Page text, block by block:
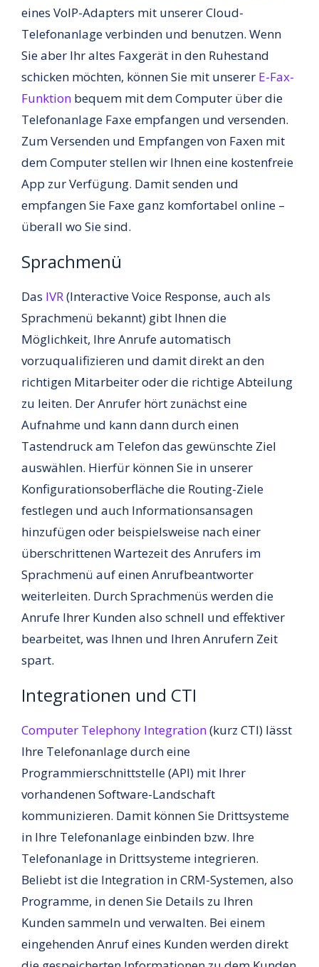
eines VoIP-Adapters mit unserer Cloud-
Telefonanlage verbinden und benutzen. Wenn
Sie aber Ihr altes Faxgerät in den Ruhestand
schicken möchten, können Sie mit unserer E-Fax-
Funktion bequem mit dem Computer über die
Telefonanlage Faxe empfangen und versenden.
Zum Versenden und Empfangen von Faxen mit
dem Computer stellen wir Ihnen eine kostenfreie
App zur Verfügung. Damit senden und
empfangen Sie Faxe ganz komfortabel online –
überall wo Sie sind.
Sprachmenü
Das IVR(Interactive Voice Response, auch als
Sprachmenü bekannt) gibt Ihnen die
Möglichkeit, Ihre Anrufe automatisch
vorzuqualifizieren und damit direkt an den
richtigen Mitarbeiter oder die richtige Abteilung
zu leiten. Der Anrufer hört zunächst eine
Aufnahme und kann dann durch einen
Tastendruck am Telefon das gewünschte Ziel
auswählen. Hierfür können Sie in unserer
Konfigurationsoberfläche die Routing-Ziele
festlegen und auch Informationsansagen
hinzufügen oder beispielsweise nach einer
überschrittenen Wartezeit des Anrufers im
Sprachmenü auf einen Anrufbeantworter
weiterleiten. Durch Sprachmenüs werden die
Anrufe Ihrer Kunden also schnell und effektiver
bearbeitet, was Ihnen und Ihren Anrufern Zeit
spart.
Integrationen und CTI
Computer Telephony Integration(kurz CTI) lässt
Ihre Telefonanlage durch eine
Programmierschnittstelle (API) mit Ihrer
vorhandenen Software-Landschaft
kommunizieren. Damit können Sie Drittsysteme
in Ihre Telefonanlage einbinden bzw. Ihre
Telefonanlage in Drittsysteme integrieren.
Beliebt ist die Integration in CRM-Systemen, also
Programme, in denen Sie Details zu Ihren
Kunden sammeln und verwalten. Bei einem
eingehenden Anruf eines Kunden werden direkt